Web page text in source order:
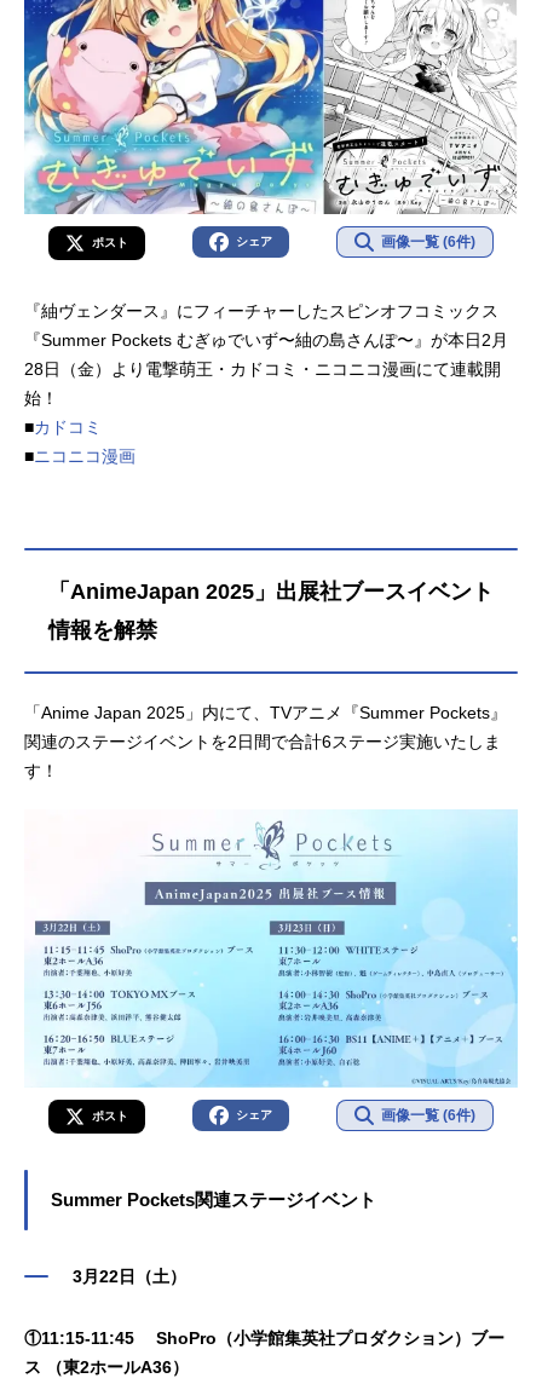
ポスト シェア 画像一覧 (6件)
『紬ヴェンダース』にフィーチャーしたスピンオフコミックス
『Summer Pockets むぎゅでいず〜紬の島さんぽ〜』が本日2月
28日（金）より電撃萌王・カドコミ・ニコニコ漫画にて連載開
始！
■カドコミ
■ニコニコ漫画
「AnimeJapan 2025」出展社ブースイベント
情報を解禁
「Anime Japan 2025」内にて、TVアニメ『Summer Pockets』
関連のステージイベントを2日間で合計6ステージ実施いたしま
す！
ポスト シェア 画像一覧 (6件)
Summer Pockets関連ステージイベント
3月22日（土）
①11:15-11:45 ShoPro（小学館集英社プロダクション）ブー
ス （東2ホールA36）